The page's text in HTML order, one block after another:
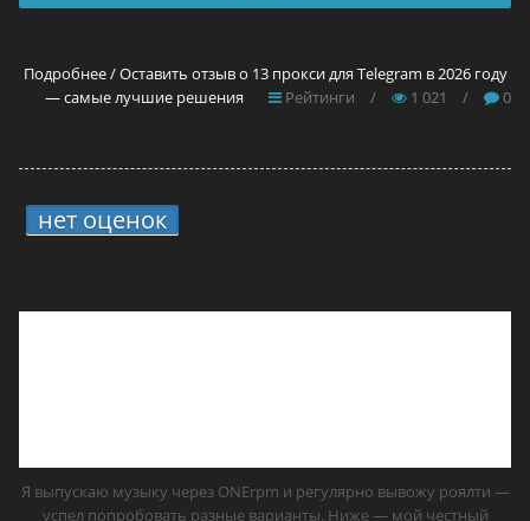
Подробнее / Оставить отзыв о 13 прокси для Telegram в 2026 году
— самые лучшие решения
Рейтинги / 1 021 / 0
нет оценок
Я выпускаю музыку через ONErpm и регулярно вывожу роялти —
успел попробовать разные варианты. Ниже — мой честный